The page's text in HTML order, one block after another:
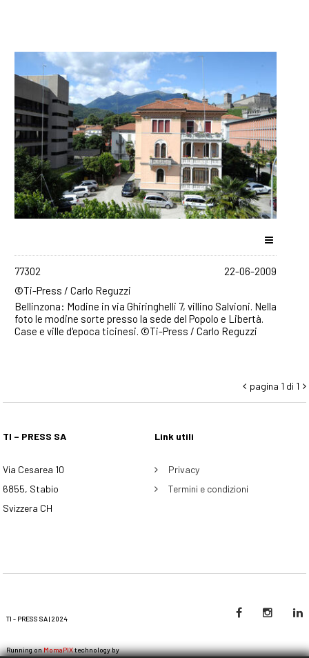
77302
22-06-2009
©Ti-Press / Carlo Reguzzi
Bellinzona: Modine in via Ghiringhelli 7, villino Salvioni. Nella
foto le modine sorte presso la sede del Popolo e Libertà.
Case e ville d'epoca ticinesi. ©Ti-Press / Carlo Reguzzi
 pagina 1 di 1 
TI – PRESS SA
Via Cesarea 10
6855, Stabio
Svizzera CH
Link utili
Privacy
Termini e condizioni
TI - PRESS SA | 2024
Running onMomaPIXtechnology by